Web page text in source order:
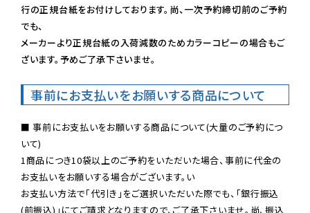
行の正規台紙をお付けしております。尚、一次予約締切前のご予約
でも、
メーカーより正規台紙の入荷減数のためカラーコピーの場合もご
ざいます。予めご了承下さいませ。
事前にお支払いをお願いする商品について
■ 事前にお支払いをお願いする商品について(大量のご予約につ
いて)
1商品につき10袋以上のご予約をいただいた場合、事前に代金の
お支払いをお願いする場合がございます。い
お支払い方法で「代引き」をご選択いただいた際でも、「銀行振込
(前振込)」にてご請求となりますので、ご了承下さいませ。尚、振込